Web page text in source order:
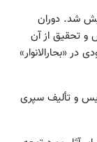
خویش شد. دوران
و تحقیق از آن
«بحارالانوار»
تدریس و تألیف سپری